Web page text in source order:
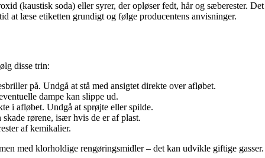
(kaustisk soda) eller syrer, der opløser fedt, hår og sæberester.
at læse etiketten grundigt og følge producentens anvisninger.
disse trin:
på. Undgå at stå med ansigtet direkte over afløbet.
dampe kan slippe ud.
i afløbet. Undgå at sprøjte eller spilde.
rørene, især hvis de er af plast.
af kemikalier.
med klorholdige rengøringsmidler – det kan udvikle giftige gasser.